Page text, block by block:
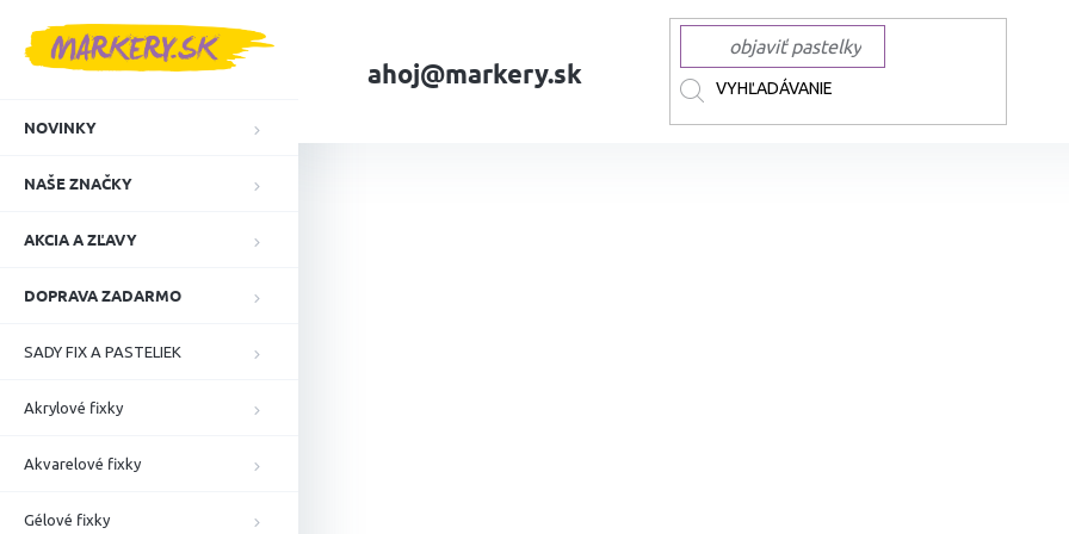
ahoj@markery.sk
NOVINKY
NAŠE ZNAČKY
AKCIA A ZĽAVY
DOPRAVA ZADARMO
SADY FIX A PASTELIEK
Akrylové fixky
Akvarelové fixky
Gélové fixky